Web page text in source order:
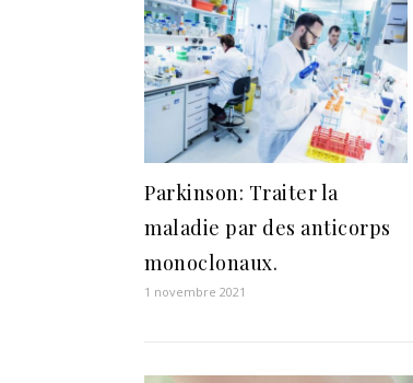
Parkinson: Traiter la
maladie par des anticorps
monoclonaux.
1 novembre 2021